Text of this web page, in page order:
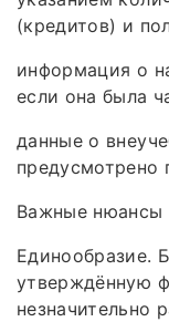
(кредитов) и
информация о
если она была
данные о
предусмотрено
Важные нюансы
Единообразие.
утверждённую
незначительно